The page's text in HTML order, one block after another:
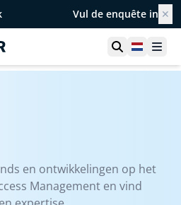
Vul de enquête in ✕
Toon zoek
en ontwikkelingen op het
Management en vind